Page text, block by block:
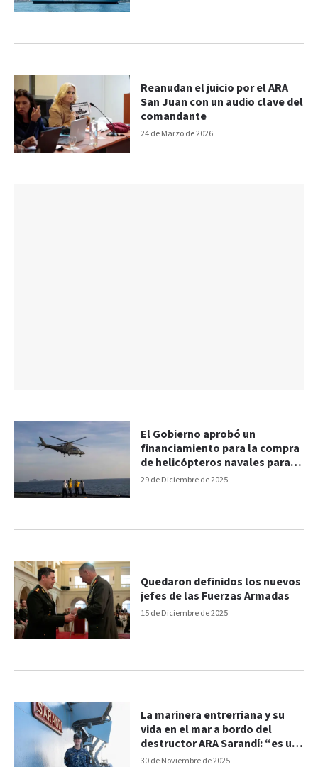
24 de Marzo de 2026
Reanudan el juicio por el ARA
San Juan con un audio clave del
comandante
29 de Diciembre de 2025
El Gobierno aprobó un
financiamiento para la compra
de helicópteros navales para la
Armada
15 de Diciembre de 2025
Quedaron definidos los nuevos
jefes de las Fuerzas Armadas
30 de Noviembre de 2025
La marinera entrerriana y su
vida en el mar a bordo del
destructor ARA Sarandí: “es un
orgullo”